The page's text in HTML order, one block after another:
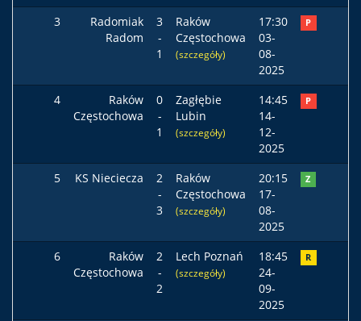
3
Radomiak
Radom
3
-
1
Raków
Częstochowa
(szczegóły)
17:30
03-
08-
2025
P
4
Raków
Częstochowa
0
-
1
Zagłębie
Lubin
(szczegóły)
14:45
14-
12-
2025
P
5 KS Nieciecza
2
-
3
Raków
Częstochowa
(szczegóły)
20:15
17-
08-
2025
Z
6
Raków
Częstochowa
2
-
2
Lech Poznań
(szczegóły)
18:45
24-
09-
2025
R